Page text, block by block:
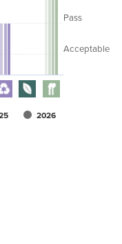
Acceptable
Pass
2026